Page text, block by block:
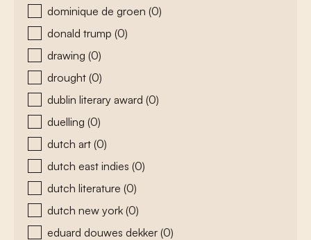
dominique de groen (0)
donald trump (0)
drawing (0)
drought (0)
dublin literary award (0)
duelling (0)
dutch art (0)
dutch east indies (0)
dutch literature (0)
dutch new york (0)
eduard douwes dekker (0)